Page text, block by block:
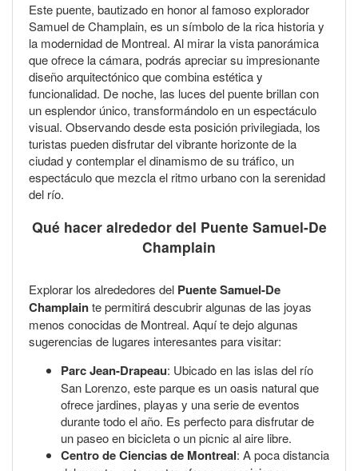
Este puente, bautizado en honor al famoso explorador
Samuel de Champlain, es un símbolo de la rica historia y
la modernidad de Montreal. Al mirar la vista panorámica
que ofrece la cámara, podrás apreciar su impresionante
diseño arquitectónico que combina estética y
funcionalidad. De noche, las luces del puente brillan con
un esplendor único, transformándolo en un espectáculo
visual. Observando desde esta posición privilegiada, los
turistas pueden disfrutar del vibrante horizonte de la
ciudad y contemplar el dinamismo de su tráfico, un
espectáculo que mezcla el ritmo urbano con la serenidad
del río.
Qué hacer alrededor del Puente Samuel-De
Champlain
Explorar los alrededores del Puente Samuel-De
Champlainte permitirá descubrir algunas de las joyas
menos conocidas de Montreal. Aquí te dejo algunas
sugerencias de lugares interesantes para visitar:
Parc Jean-Drapeau: Ubicado en las islas del río
San Lorenzo, este parque es un oasis natural que
ofrece jardines, playas y una serie de eventos
durante todo el año. Es perfecto para disfrutar de
un paseo en bicicleta o un picnic al aire libre.
Centro de Ciencias de Montreal: A poca distancia